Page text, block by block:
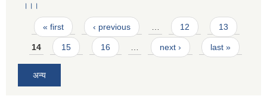
।।।
Pages
« first ‹ previous … 12 13
14 15 16 … next › last »
अन्य